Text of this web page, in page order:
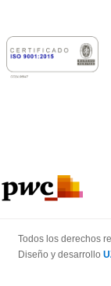
Todos los derechos
Diseño y desarrollo